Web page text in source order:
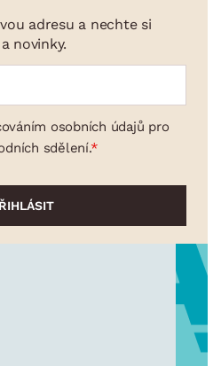
adresu a nechte si
novinky.
osobních údajů pro
sdělení.